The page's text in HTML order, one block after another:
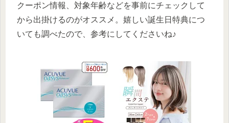
クーポン情報、対象年齢などを事前にチェックして
から出掛けるのがオススメ。嬉しい誕生日特典につ
いても調べたので、参考にしてくださいね♪